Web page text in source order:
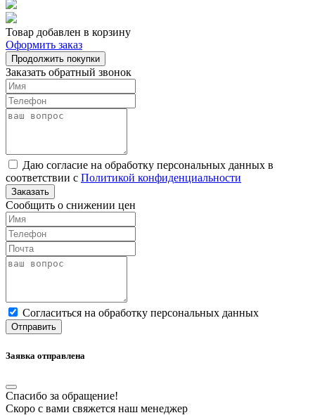
Товар добавлен в корзину
Оформить заказ
Продолжить покупки
Заказать обратный звонок
Даю согласие на обработку персональных данных в
соответствии с Политикой конфиденциальности
Заказать
Сообщить о снижении цен
Cогласиться на обработку персональных данных
Отправить
Заявка отправлена
Спасибо за обращение!
Скоро с вами свяжется наш менеджер